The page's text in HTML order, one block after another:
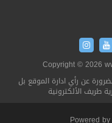
Copyright © 2026
عن رأي ادارة الموقع بل
طريف الألكترونية
Powered by